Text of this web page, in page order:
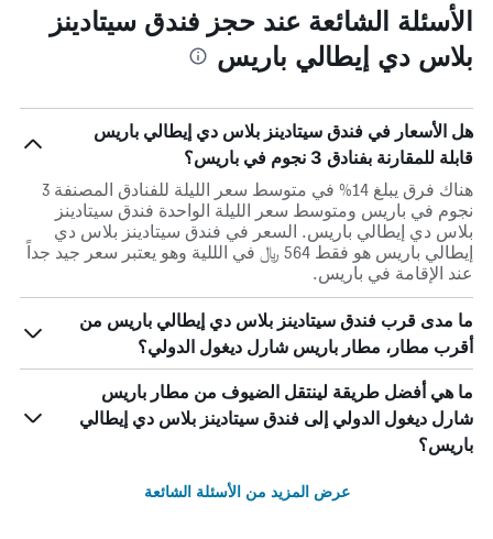
الأسئلة الشائعة عند حجز فندق سيتادينز
بلاس دي إيطالي باريس
هل الأسعار في فندق سيتادينز بلاس دي إيطالي باريس
قابلة للمقارنة بفنادق 3 نجوم في باريس؟
هناك فرق يبلغ 14% في متوسط ​​سعر الليلة للفنادق المصنفة 3
نجوم في باريس ومتوسط ​​سعر الليلة الواحدة فندق سيتادينز
بلاس دي إيطالي باريس. السعر في فندق سيتادينز بلاس دي
إيطالي باريس هو فقط 564 ﷼ في الللية وهو يعتبر سعر جيد جداً
عند الإقامة في باريس.
ما مدى قرب فندق سيتادينز بلاس دي إيطالي باريس من
أقرب مطار، مطار باريس شارل ديغول الدولي؟
ما هي أفضل طريقة لينتقل الضيوف من مطار باريس
شارل ديغول الدولي إلى فندق سيتادينز بلاس دي إيطالي
باريس؟
عرض المزيد من الأسئلة الشائعة